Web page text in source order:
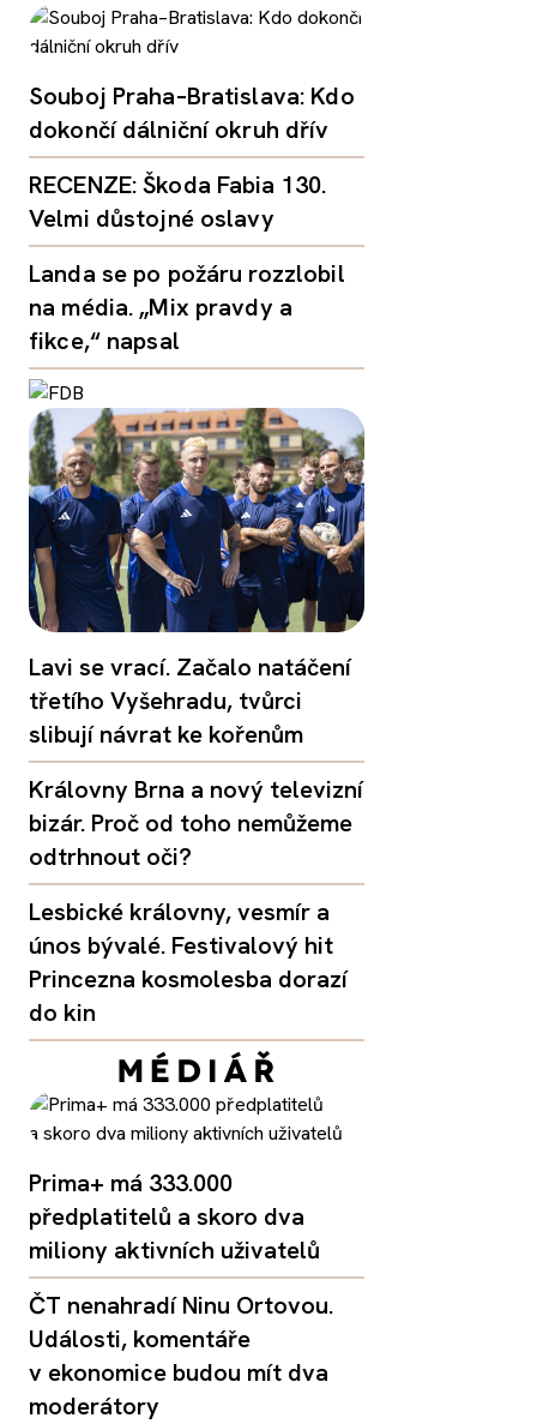
Souboj Praha–Bratislava: Kdo
dokončí dálniční okruh dřív
RECENZE: Škoda Fabia 130.
Velmi důstojné oslavy
Landa se po požáru rozzlobil
na média. „Mix pravdy a
fikce,“ napsal
Lavi se vrací. Začalo natáčení
třetího Vyšehradu, tvůrci
slibují návrat ke kořenům
Královny Brna a nový televizní
bizár. Proč od toho nemůžeme
odtrhnout oči?
Lesbické královny, vesmír a
únos bývalé. Festivalový hit
Princezna kosmolesba dorazí
do kin
Prima+ má 333.000
předplatitelů a skoro dva
miliony aktivních uživatelů
ČT nenahradí Ninu Ortovou.
Události, komentáře
v ekonomice budou mít dva
moderátory